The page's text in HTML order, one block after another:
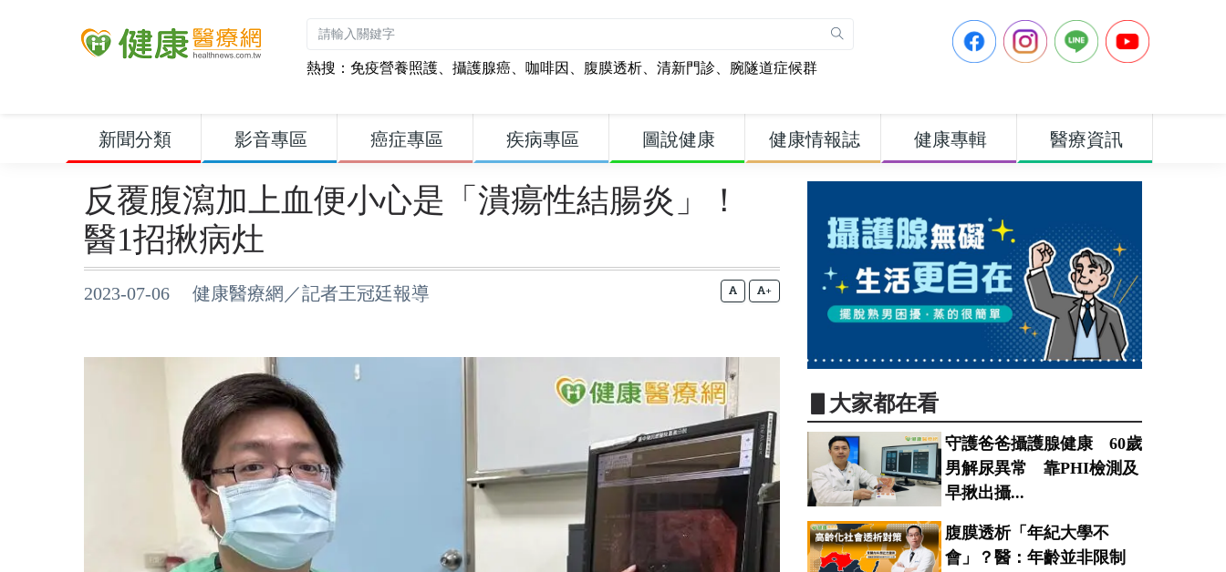
熱搜： 免疫營養照護、 攝護腺癌、 咖啡因、 腹膜透析、 清新門診、 腕隧道症候群
新聞分類 影音專區 癌症專區 疾病專區 圖說健康 健康情報誌 健康專輯 醫療資訊
反覆腹瀉加上血便小心是「潰瘍性結腸炎」！
醫1招揪病灶
2023-07-06 健康醫療網／記者王冠廷報導 +
▋大家都在看
守護爸爸攝護腺健康 60歲
男解尿異常 靠PHI檢測及
早揪出攝...
腹膜透析「年紀大學不
會」？醫：年齡並非限制